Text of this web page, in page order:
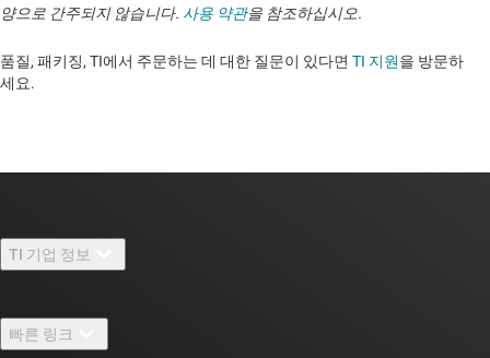
양으로 간주되지 않습니다. 사용 약관을 참조하십시오.
품질, 패키징, TI에서 주문하는 데 대한 질문이 있다면 TI 지원을 방문하
세요. ​​​​​​​​​​​​​​
TI 기업 정보
빠른 링크